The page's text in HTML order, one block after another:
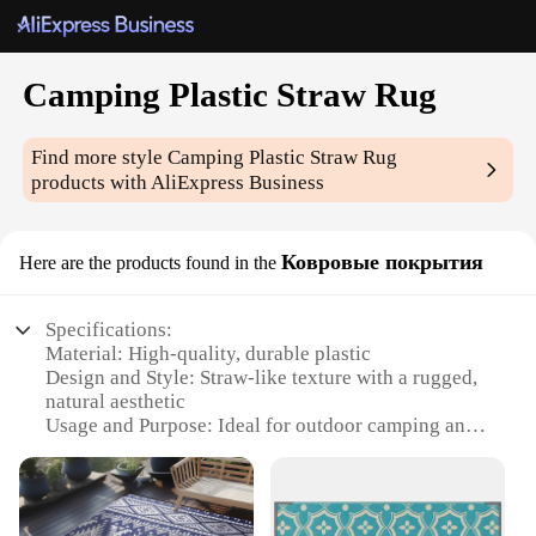
Camping Plastic Straw Rug
Find more styleCamping Plastic Straw Rug
products with AliExpress Business
Here are the products found in the Ковровые покрытия
Specifications:
Material: High-quality, durable plastic
Design and Style: Straw-like texture with a rugged,
natural aesthetic
Usage and Purpose: Ideal for outdoor camping and
Performance and Property: Lightweight, easy to
carry, and resistant to wear and tear
Shape or Size: Available in multiple sizes to fit